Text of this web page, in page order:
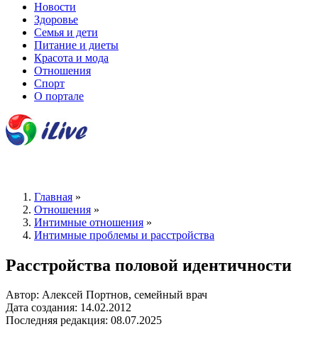
Новости
Здоровье
Семья и дети
Питание и диеты
Красота и мода
Отношения
Спорт
О портале
Главная »
Отношения »
Интимные отношения »
Интимные проблемы и расстройства
Расстройства половой идентичности
Автор: Алексей Портнов, семейный врач
Дата создания: 14.02.2012
Последняя редакция: 08.07.2025